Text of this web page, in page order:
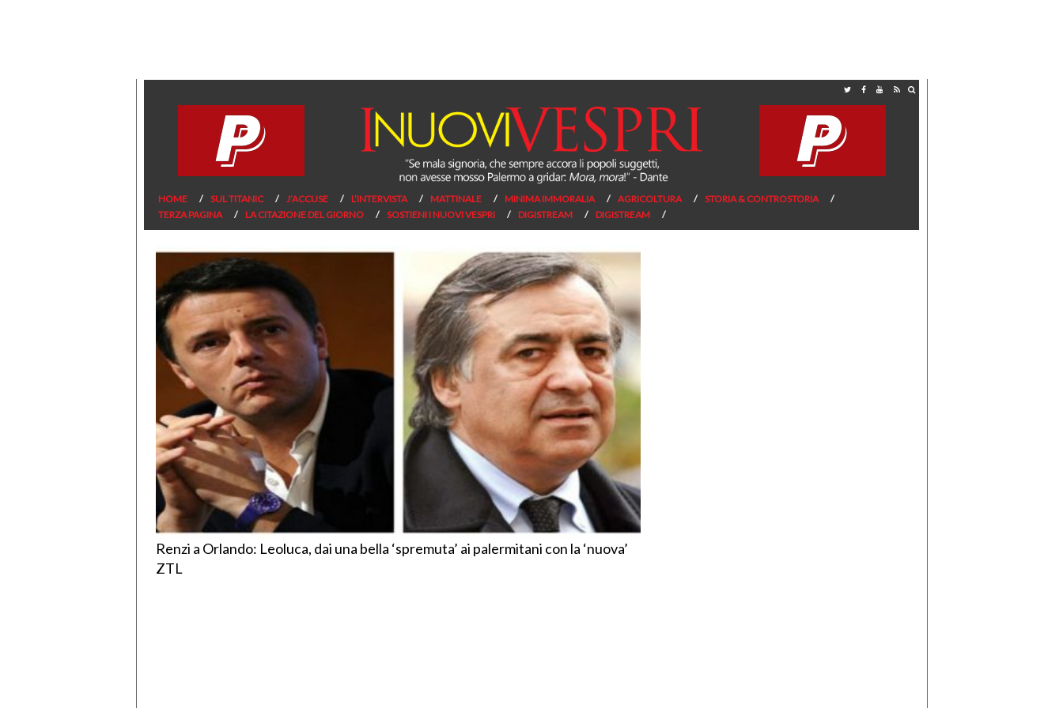
HOME SUL TITANIC J’ACCUSE L’INTERVISTA MATTINALE MINIMA IMMORALIA AGRICOLTURA
STORIA & CONTROSTORIA
TERZA PAGINA
LA CITAZIONE DEL GIORNO SOSTIENI I NUOVI VESPRI DIGISTREAM DIGISTREAM
Renzi a Orlando: Leoluca, dai una bella ‘spremuta’ ai palermitani con la ‘nuova’
ZTL